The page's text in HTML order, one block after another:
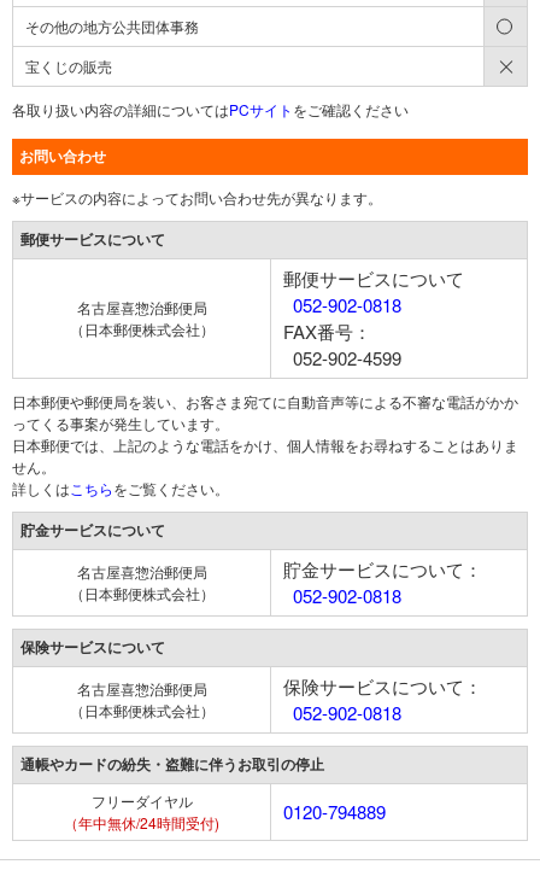
その他の地方公共団体事務
宝くじの販売
各取り扱い内容の詳細についてはPCサイト をご確認ください
お問い合わせ
※サービスの内容によってお問い合わせ先が異なります。
郵便サービスについて
名古屋喜惣治郵便局
（日本郵便株式会社）
郵便サービスについて
052-902-0818
FAX番号：
052-902-4599
日本郵便や郵便局を装い、お客さま宛てに自動音声等による不審な電話がかか
ってくる事案が発生しています。
日本郵便では、上記のような電話をかけ、個人情報をお尋ねすることはありま
せん。
詳しくは こちらをご覧ください。
貯金サービスについて
名古屋喜惣治郵便局
（日本郵便株式会社）
貯金サービスについて：
052-902-0818
保険サービスについて
名古屋喜惣治郵便局
（日本郵便株式会社）
保険サービスについて：
052-902-0818
通帳やカードの紛失・盗難に伴うお取引の停止
フリーダイヤル
（年中無休/24時間受付)
0120-794889